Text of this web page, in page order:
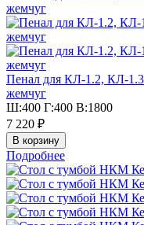
Пенал для КЛ-1.2, КЛ-
жемчуг
Ш:400 Г:400 В:1800
7 220 ₽
Подробнее